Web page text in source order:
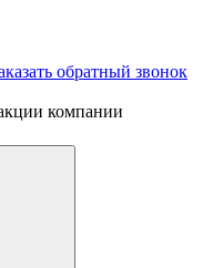
обратный звонок
компании